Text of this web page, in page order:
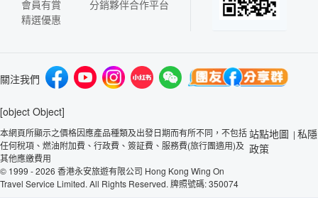
會員有賞
精選優惠
分銷夥伴合作平台
關注我們
[object Object]
本網頁所顯示之價格因應產品種類及出發日期而有所不同，不包括
任何稅項、燃油附加費、行政費、簽証費、服務費(旅行團適用)及
其他應繳費用
© 1999 - 2026 香港永安旅遊有限公司 Hong Kong Wing On
Travel Service Limited. All Rights Reserved. 牌照號碼: 350074
站點地圖 | 私隱
政策